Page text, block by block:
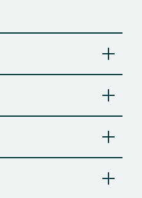
ganzheitlicher
Haushalte und
liegt auf
aus
sowie auf
starken
mit
und
sowie auf
Entwicklungsstandorten